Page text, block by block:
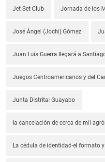
Jet Set Club Jornada de los
José Ángel (Jochi) Gómez
Juan Luis Guerra llegará a
Juegos Centroamericanos y del
Junta Distrital Guayabo
la cancelación de cerca de mil
La cédula de identidad-el formato